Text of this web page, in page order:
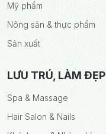
Mỹ phẩm
Nông sản & thực phẩm
Sản xuất
LƯU TRÚ, LÀM ĐẸP
Spa & Massage
Hair Salon & Nails